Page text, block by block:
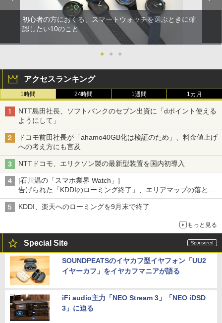
初心者の方におくる、スマートウォッチを選ぶときに確
認したい10のこと
● ● ●
アクセスランキング
1時間 24時間 1週間 1カ月
NTT島田社長、ソフトバンクのセブン出資に「dポイント使える
ようにして」
ドコモ前田社長が「ahamo40GB化は検証のため」、料金値上げ
への考え方にも言及
NTTドコモ、エリクソン製の最新型装置を国内初導入
[石川温の「スマホ業界 Watch」]
告げられた「KDDIのローミング終了」、エリアマップの落とし
穴と楽天モバイルの課題
KDDI、楽天へのローミングを9月末で終了
もっと見る
Special Site
SOUNDPEATSのイヤカフ型イヤフォン「UU2
イヤーカフ」をイヤカフマニアが語る
iFi audio主力「NEO Stream 3」「NEO iDSD
3」に迫る